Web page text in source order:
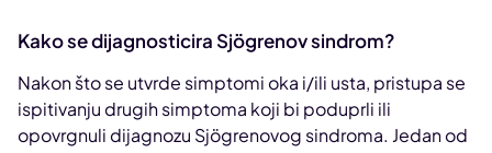
Kako se dijagnosticira Sjögrenov sindrom?
Nakon što se utvrde simptomi oka i/ili usta, pristupa se
ispitivanju drugih simptoma koji bi poduprli ili
opovrgnuli dijagnozu Sjögrenovog sindroma. Jedan od